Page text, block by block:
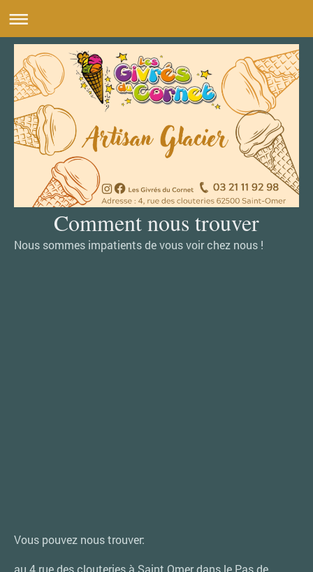
Comment nous trouver
Nous sommes impatients de vous voir chez nous !
Vous pouvez nous trouver:
au 4 rue des clouteries à Saint Omer dans le Pas de